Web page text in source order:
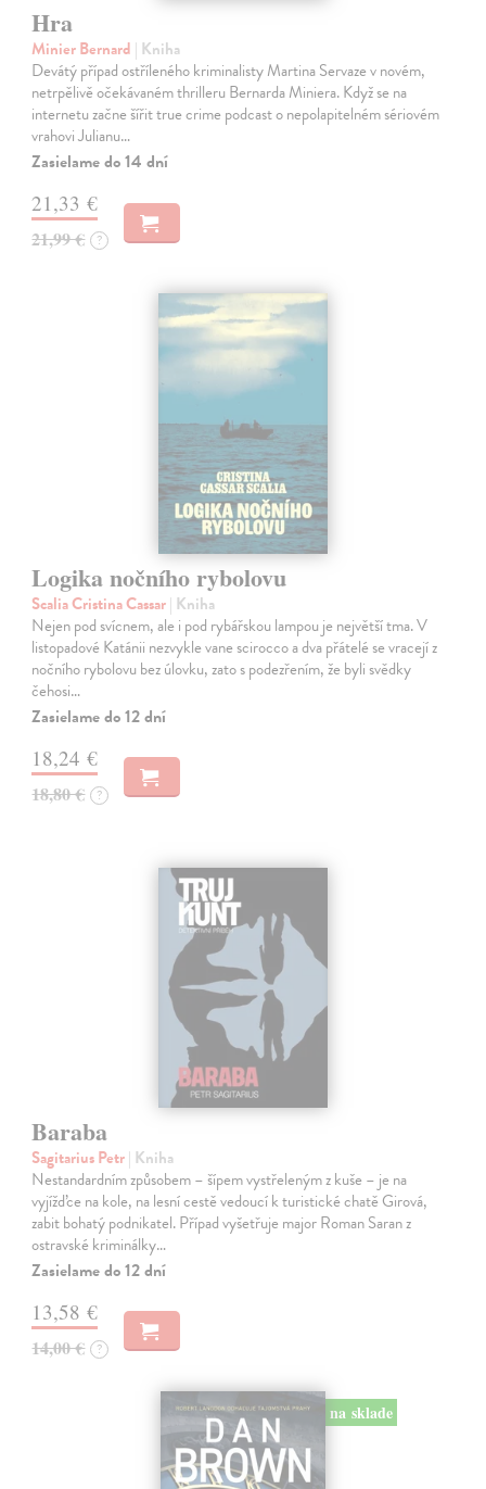
Hra
Minier Bernard | Kniha
Devátý případ ostříleného kriminalisty Martina Servaze v novém,
netrpělivě očekávaném thrilleru Bernarda Miniera. Když se na
internetu začne šířit true crime podcast o nepolapitelném sériovém
vrahovi Julianu…
Zasielame do 14 dní
21,33 €
21,99 € ?
Logika nočního rybolovu
Scalia Cristina Cassar| Kniha
Nejen pod svícnem, ale i pod rybářskou lampou je největší tma. V
listopadové Katánii nezvykle vane scirocco a dva přátelé se vracejí z
nočního rybolovu bez úlovku, zato s podezřením, že byli svědky
čehosi…
Zasielame do 12 dní
18,24 €
18,80 € ?
Baraba
Sagitarius Petr| Kniha
Nestandardním způsobem – šípem vystřeleným z kuše – je na
vyjížďce na kole, na lesní cestě vedoucí k turistické chatě Girová,
zabit bohatý podnikatel. Případ vyšetřuje major Roman Saran z
ostravské kriminálky…
Zasielame do 12 dní
13,58 €
14,00 € ?
na sklade